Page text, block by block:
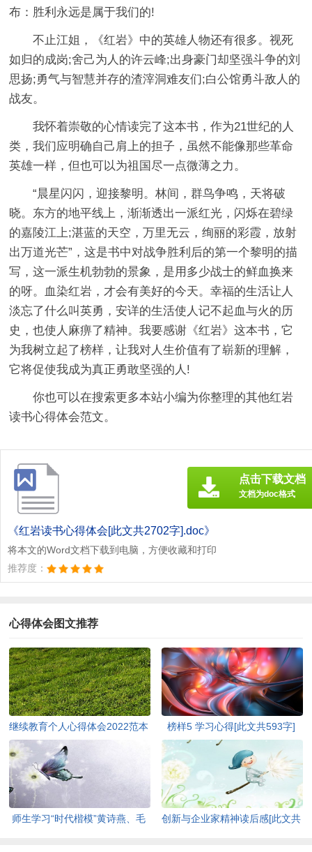
布：胜利永远是属于我们的!
不止江姐，《红岩》中的英雄人物还有很多。视死
如归的成岗;舍己为人的许云峰;出身豪门却坚强斗争的刘
思扬;勇气与智慧并存的渣滓洞难友们;白公馆勇斗敌人的
战友。
我怀着崇敬的心情读完了这本书，作为21世纪的人
类，我们应明确自己肩上的担子，虽然不能像那些革命
英雄一样，但也可以为祖国尽一点微薄之力。
“晨星闪闪，迎接黎明。林间，群鸟争鸣，天将破
晓。东方的地平线上，渐渐透出一派红光，闪烁在碧绿
的嘉陵江上;湛蓝的天空，万里无云，绚丽的彩霞，放射
出万道光芒”，这是书中对战争胜利后的第一个黎明的描
写，这一派生机勃勃的景象，是用多少战士的鲜血换来
的呀。血染红岩，才会有美好的今天。幸福的生活让人
淡忘了什么叫英勇，安详的生活使人记不起血与火的历
史，也使人麻痹了精神。我要感谢《红岩》这本书，它
为我树立起了榜样，让我对人生价值有了崭新的理解，
它将促使我成为真正勇敢坚强的人!
你也可以在搜索更多本站小编为你整理的其他红岩
读书心得体会范文。
《红岩读书心得体会[此文共2702字].doc》
将本文的Word文档下载到电脑，方便收藏和打印
推荐度：
点击下载文档
文档为doc格式
心得体会图文推荐
继续教育个人心得体会2022范本
[此文共5440字]
榜样5 学习心得[此文共593字]
师生学习“时代楷模”黄诗燕、毛
创新与企业家精神读后感[此文共